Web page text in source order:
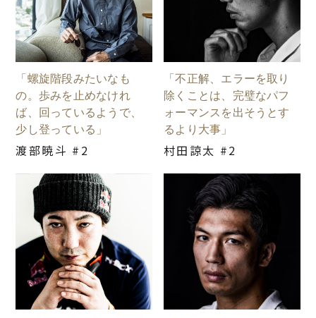
「螺旋階段みたいなも
の。歩みを止めなけれ
ば、回っているようで、
少し登っている」
渡部暁斗 #2
「不正解、エラーを取り
除くことは、完璧なパフ
ォーマンスを出そうとす
るより大事」
村田諒太 #2